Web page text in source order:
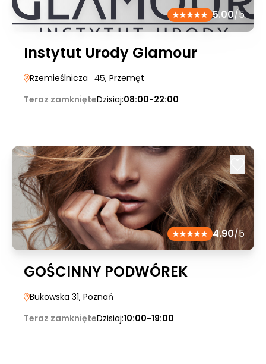
5.00/5
Instytut Urody Glamour
Rzemieślnicza | 45, Przemęt
Teraz zamknięteDzisiaj:08:00-22:00
4.90/5
GOŚCINNY PODWÓREK
Bukowska 31, Poznań
Teraz zamknięteDzisiaj:10:00-19:00